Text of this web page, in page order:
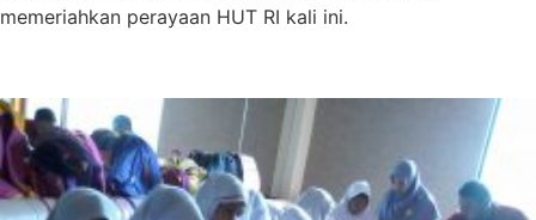
memeriahkan perayaan HUT RI kali ini.